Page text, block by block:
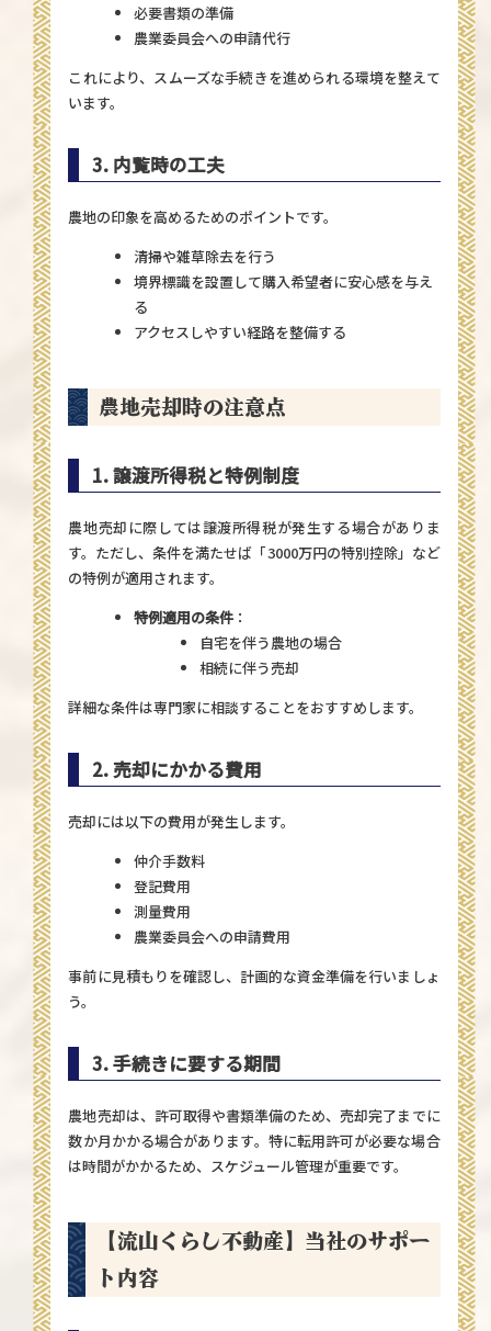
必要書類の準備
農業委員会への申請代行
これにより、スムーズな手続きを進められる環境を整えて
います。
3. 内覧時の工夫
農地の印象を高めるためのポイントです。
清掃や雑草除去を行う
境界標識を設置して購入希望者に安心感を与え
る
アクセスしやすい経路を整備する
農地売却時の注意点
1. 譲渡所得税と特例制度
農地売却に際しては譲渡所得税が発生する場合がありま
す。ただし、条件を満たせば「3000万円の特別控除」など
の特例が適用されます。
特例適用の条件 ：
自宅を伴う農地の場合
相続に伴う売却
詳細な条件は専門家に相談することをおすすめします。
2. 売却にかかる費用
売却には以下の費用が発生します。
仲介手数料
登記費用
測量費用
農業委員会への申請費用
事前に見積もりを確認し、計画的な資金準備を行いましょ
う。
3. 手続きに要する期間
農地売却は、許可取得や書類準備のため、売却完了までに
数か月かかる場合があります。特に転用許可が必要な場合
は時間がかかるため、スケジュール管理が重要です。
【流山くらし不動産】当社のサポー
ト内容